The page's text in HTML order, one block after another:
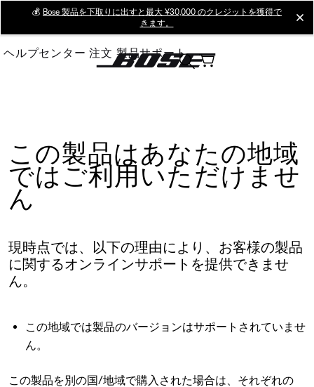
Main
💰 Bose 製品を下取りに出すと最大 ¥30,000 のクレジットを獲得で
きます。
ヘルプセンター 注文 製品サポート
この製品はあなたの地域
ではご利用いただけませ
ん
現時点では、以下の理由により、お客様の製品
に関するオンラインサポートを提供できませ
ん。
この地域では製品のバージョンはサポートされていませ
ん。
この製品を別の国/地域で購入された場合は、それぞれの